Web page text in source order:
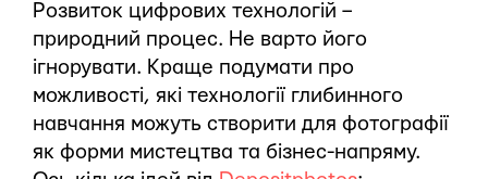
Розвиток цифрових технологій –
природний процес. Не варто його
ігнорувати. Краще подумати про
можливості, які технології глибинного
навчання можуть створити для фотографії
як форми мистецтва та бізнес-напряму.